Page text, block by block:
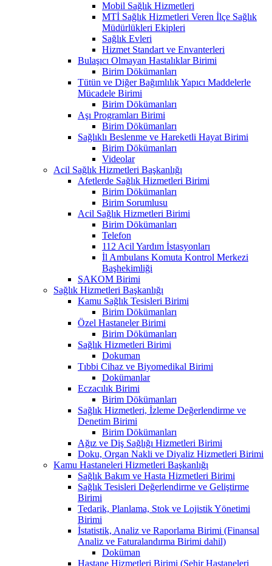
Mobil Sağlık Hizmetleri
MTİ Sağlık Hizmetleri Veren İlçe Sağlık
Müdürlükleri Ekipleri
Sağlık Evleri
Hizmet Standart ve Envanterleri
Bulaşıcı Olmayan Hastalıklar Birimi
Birim Dökümanları
Tütün ve Diğer Bağımlılık Yapıcı Maddelerle
Mücadele Birimi
Birim Dökümanları
Aşı Programları Birimi
Birim Dökümanları
Sağlıklı Beslenme ve Hareketli Hayat Birimi
Birim Dökümanları
Videolar
Acil Sağlık Hizmetleri Başkanlığı
Afetlerde Sağlık Hizmetleri Birimi
Birim Dökümanları
Birim Sorumlusu
Acil Sağlık Hizmetleri Birimi
Birim Dökümanları
Telefon
112 Acil Yardım İstasyonları
İl Ambulans Komuta Kontrol Merkezi
Başhekimliği
SAKOM Birimi
Sağlık Hizmetleri Başkanlığı
Kamu Sağlık Tesisleri Birimi
Birim Dökümanları
Özel Hastaneler Birimi
Birim Dökümanları
Sağlık Hizmetleri Birimi
Dokuman
Tıbbi Cihaz ve Biyomedikal Birimi
Dokümanlar
Eczacılık Birimi
Birim Dökümanları
Sağlık Hizmetleri, İzleme Değerlendirme ve
Denetim Birimi
Birim Dökümanları
Ağız ve Diş Sağlığı Hizmetleri Birimi
Doku, Organ Nakli ve Diyaliz Hizmetleri Birimi
Kamu Hastaneleri Hizmetleri Başkanlığı
Sağlık Bakım ve Hasta Hizmetleri Birimi
Sağlık Tesisleri Değerlendirme ve Geliştirme
Birimi
Tedarik, Planlama, Stok ve Lojistik Yönetimi
Birimi
İstatistik, Analiz ve Raporlama Birimi (Finansal
Analiz ve Faturalandırma Birimi dahil)
Doküman
Hastane Hizmetleri Birimi (Şehir Hastaneleri